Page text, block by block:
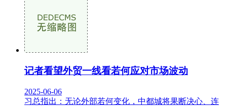
记者看望外贸一线看若何应对市场波动
2025-06-06
习总指出：无论外部若何变化，中都城将果断决心、连